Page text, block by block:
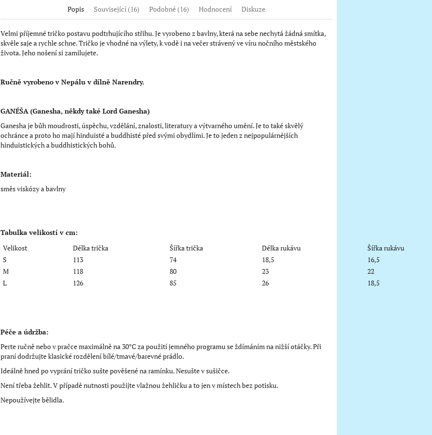
Popis Související (16) Podobné (16) Hodnocení Diskuze
Velmi příjemné tričko postavu podtrhujícího střihu. Je vyrobeno z bavlny, která na sebe nechytá žádná smítka,
skvěle saje a rychle schne. Tričko je vhodné na výlety, k vodě i na večer strávený ve víru nočního městského
života. Jeho nošení si zamilujete.
Ručně vyrobeno v Nepálu v dílně Narendry.
GANÉŠA (Ganesha, někdy také Lord Ganesha)
Ganesha je bůh moudrosti, úspěchu, vzdělání, znalosti, literatury a výtvarného umění. Je to také skvělý
ochránce a proto ho mají hinduisté a buddhisté před svými obydlími. Je to jeden z nejpopulárnějších
hinduistických a buddhistických bohů.
Materiál:
směs viskózy a bavlny
Tabulka velikostí v cm:
Velikost
Délka trička Šířka trička Délka rukávu
Šířka rukávu
S
113 74 18,5
16,5
M
118 80 23
22
L
126 85 26 18,5
Péče a údržba:
Perte ručně nebo v pračce maximálně na 30°C za použití jemného programu se ždímáním na nižší otáčky. Při
praní dodržujte klasické rozdělení bílé/tmavé/barevné prádlo.
Ideálně hned po vyprání tričko sušte pověšené na ramínku. Nesušte v sušičce.
Není třeba žehlit. V případě nutnosti použijte vlažnou žehličku a to jen v místech bez potisku.
Nepoužívejte bělidla.